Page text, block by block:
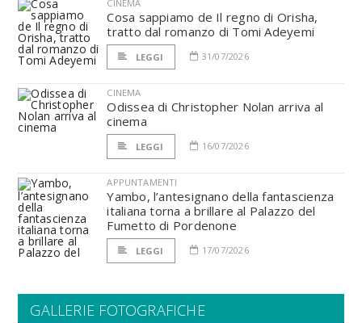
CINEMA
Cosa sappiamo de Il regno di Orisha,
tratto dal romanzo di Tomi Adeyemi
LEGGI 31/07/2026
CINEMA
Odissea di Christopher Nolan arriva al
cinema
LEGGI 16/07/2026
APPUNTAMENTI
Yambo, l’antesignano della fantascienza
italiana torna a brillare al Palazzo del
Fumetto di Pordenone
LEGGI 17/07/2026
GALLERIE FOTOGRAFICHE